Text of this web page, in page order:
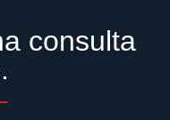
consulta